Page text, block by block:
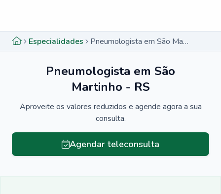
Especialidades Pneumologista em São Martinho - RS
Pneumologista em São
Martinho - RS
Aproveite os valores reduzidos e agende agora a sua
consulta.
Agendar teleconsulta